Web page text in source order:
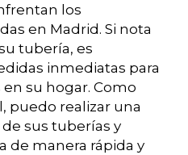
los
en Madrid. Si nota
tubería, es
inmediatas para
su hogar. Como
puedo realizar una
sus tuberías y
de manera rápida y